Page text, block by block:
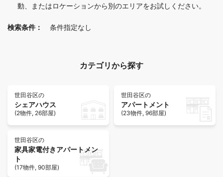
動、またはロケーションから別のエリアをお試しください。
検索条件： 条件指定なし
カテゴリから探す
世田谷区の
シェアハウス
(2物件, 26部屋)
世田谷区の
アパートメント
(23物件, 96部屋)
世田谷区の
家具家電付きアパートメン
ト
(17物件, 90部屋)